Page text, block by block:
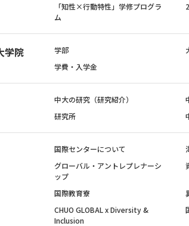
「知性×行動特性」学修プログラ
ム
学院 学部
学費・入学金
中大の研究（研究紹介）
研究所
国際センターについて
グローバル・アントレプレナーシ
ップ
国際教育寮
CHUO GLOBAL x Diversity &
Inclusion